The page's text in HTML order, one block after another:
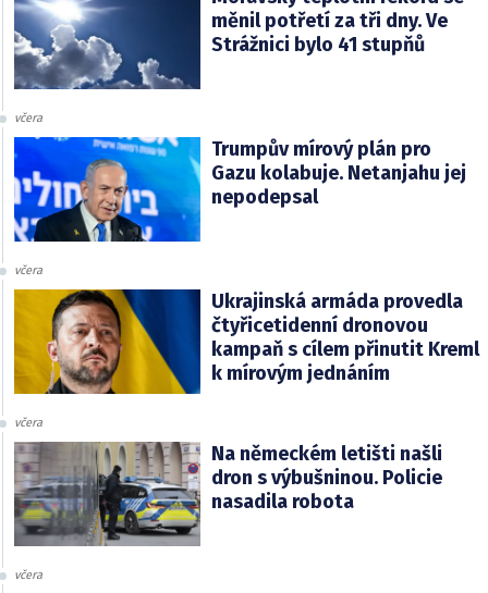
měnil potřetí za tři dny. Ve
Strážnici bylo 41 stupňů
včera
Trumpův mírový plán pro
Gazu kolabuje. Netanjahu jej
nepodepsal
včera
Ukrajinská armáda provedla
čtyřicetidenní dronovou
kampaň s cílem přinutit Kreml
k mírovým jednáním
včera
Na německém letišti našli
dron s výbušninou. Policie
nasadila robota
včera